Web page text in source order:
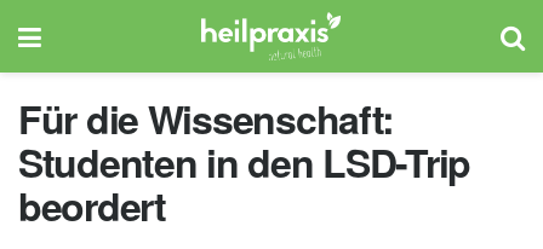
Für die Wissenschaft:
Studenten in den LSD-Trip
beordert